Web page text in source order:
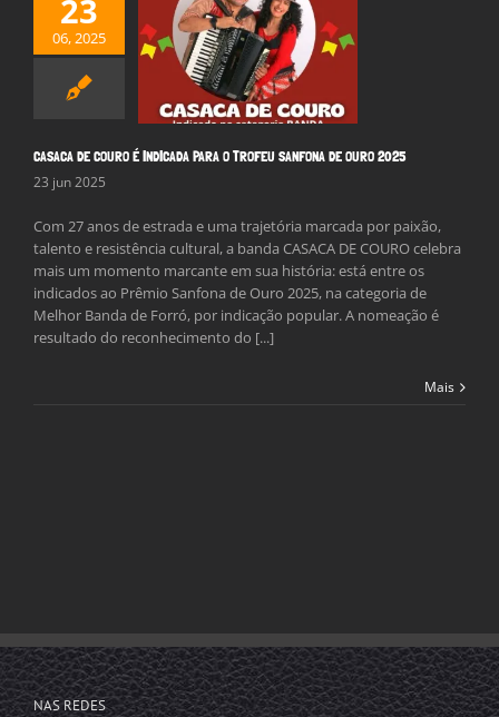
23
06, 2025
DE COURO É
PARA O
SANFONA DE
2025
CASACA DE COURO É INDICADA PARA O TROFEU SANFONA DE OURO 2025
23 jun 2025
Com 27 anos de estrada e uma trajetória marcada por paixão,
talento e resistência cultural, a banda CASACA DE COURO celebra
mais um momento marcante em sua história: está entre os
indicados ao Prêmio Sanfona de Ouro 2025, na categoria de
Melhor Banda de Forró, por indicação popular. A nomeação é
resultado do reconhecimento do [...]
Mais
NAS REDES